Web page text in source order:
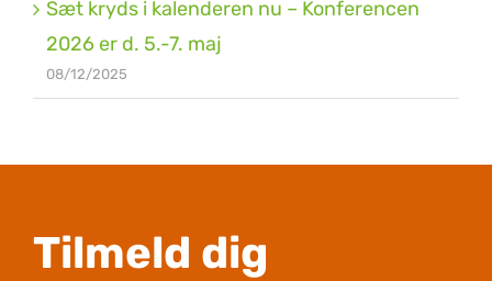
Sæt kryds i kalenderen nu – Konferencen
2026 er d. 5.-7. maj
08/12/2025
Tilmeld dig